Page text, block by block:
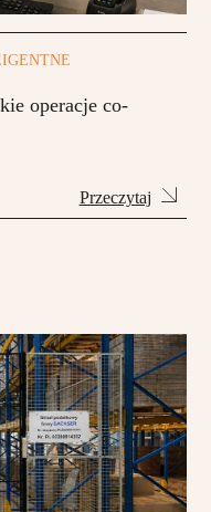
operacje co-
Przeczytaj